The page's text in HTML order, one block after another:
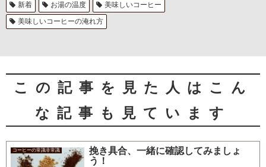
新着 お湯の温度
美味しいコーヒー
美味しいコーヒーの淹れ方
この記事を見た人はこん
な記事も見ています
コーヒーの常識非常識
挽き具合、一緒に確認してみましょ
う！